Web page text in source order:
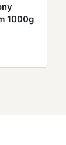
1000g